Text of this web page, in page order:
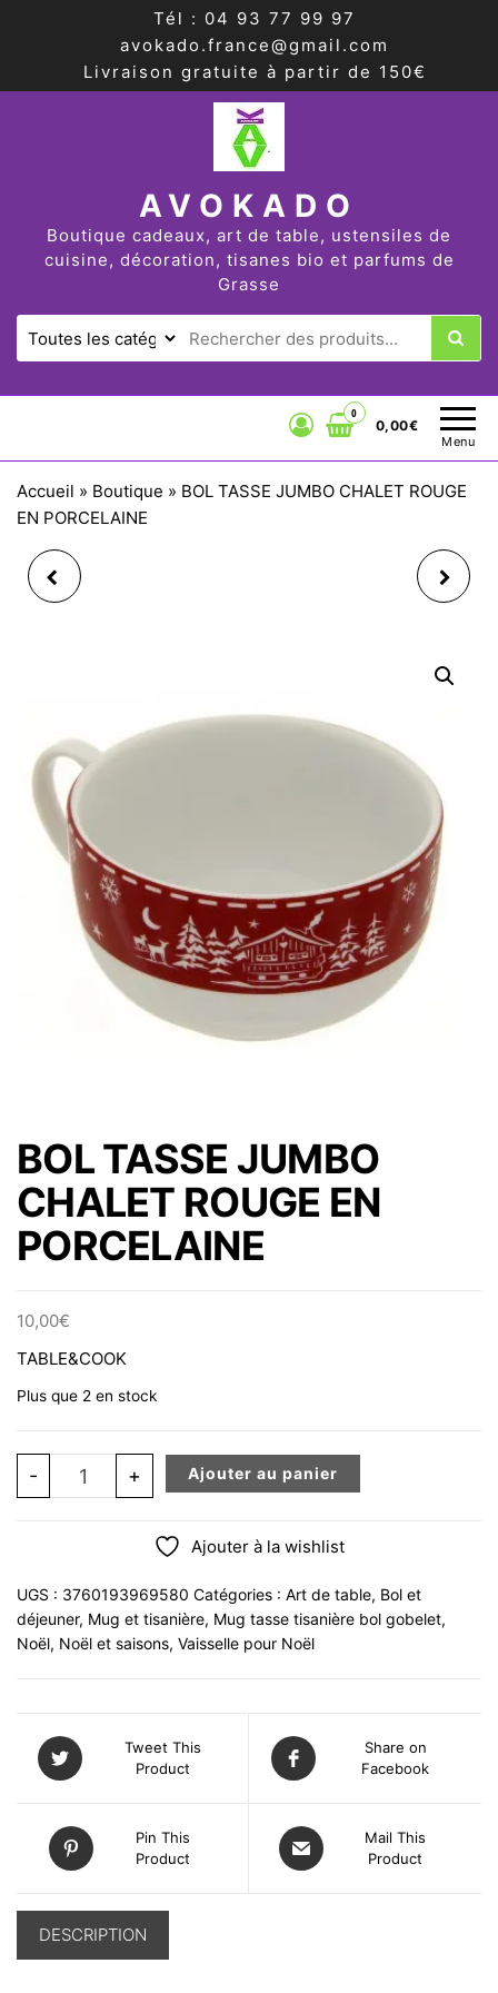
Tél : 04 93 77 99 97
avokado.france@gmail.com
Livraison gratuite à partir de 150€
AVOKADO
Boutique cadeaux, art de table, ustensiles de
cuisine, décoration, tisanes bio et parfums de
Grasse
Menu
0
0,00€
Accueil » Boutique » BOL TASSE JUMBO CHALET ROUGE
EN PORCELAINE
BOL CHALET ROUGE,
BOL TASSE JUMBO
CHALET ROUGE EN
PORCELAINE
10,00€
TABLE&COOK
Plus que 2 en stock
- quantité de BOL TASSE JUMBO CHALET ROUGE EN
+ Ajouter au panier
Ajouter à la wishlist
UGS : 3760193969580 Catégories : Art de table, Bol et
déjeuner, Mug et tisanière, Mug tasse tisanière bol gobelet,
Noël, Noël et saisons, Vaisselle pour Noël
Tweet This
Product
Share on
Facebook
Pin This
Product
Mail This
Product
DESCRIPTION